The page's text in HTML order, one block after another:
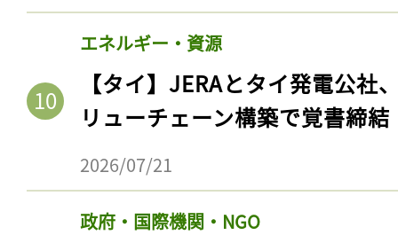
エネルギー・資源
【タイ】JERAとタイ発電公社
リューチェーン構築で覚書締結
2026/07/21
政府・国際機関・NGO